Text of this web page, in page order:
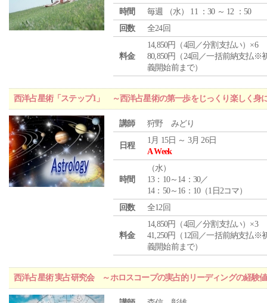
時間
毎週 （水） 11 ：30 ～ 12 ：50
回数
全24回
料金
14,850円（4回／分割支払い）×6
80,850円（24回／一括前納支払※
義開始前まで）
西洋占星術「ステップ1」 ～西洋占星術の第一歩をじっくり楽しく身
講師 狩野 みどり
日程
1月 15日 ～ 3月 26日
A Week
時間
（水）
13：10～14：30／
14：50～16：10（1日2コマ）
回数
全12回
料金
14,850円（4回／分割支払い）×3
41,250円（12回／一括前納支払※
義開始前まで）
西洋占星術 実占研究会 ～ホロスコープの実占的リーディングの経験